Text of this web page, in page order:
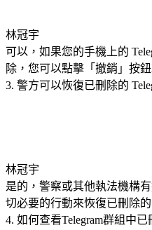
林冠宇
可以，如果您的手機上的
除，您可以點擊「撤銷」按
3. 警方可以恢復已刪除的
林冠宇
是的，警察或其他執法機構
切必要的行動來恢復已刪除的
4. 如何查看Telegram群組中已